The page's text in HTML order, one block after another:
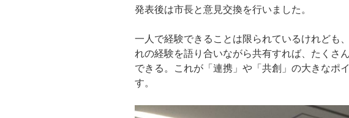
発表後は市長と意見交換を行いました。
一人で経験できることは限られているけれども
れの経験を語り合いながら共有すれば、たくさ
できる。これが「連携」や「共創」の大きなポ
す。